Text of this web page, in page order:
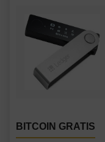
BITCOIN GRATIS